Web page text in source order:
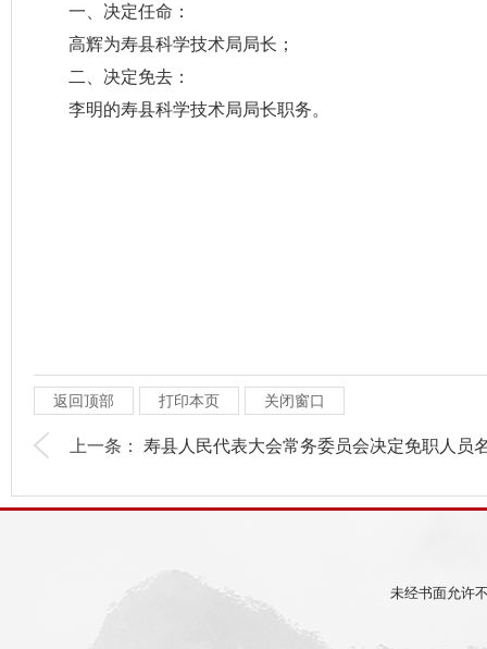
一、决定任命：
高辉为寿县科学技术局局长；
二、决定免去：
李明的寿县科学技术局局长职务。
返回顶部 打印本页 关闭窗口
上一条： 寿县人民代表大会常务委员会决定免职人员
未经书面允许